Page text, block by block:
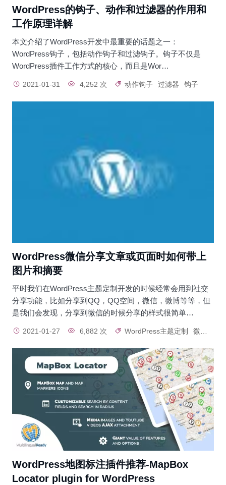
WordPress的钩子、动作和过滤器的作用和
工作原理详解
本文介绍了WordPress开发中最重要的话题之一：
WordPress钩子，包括动作钩子和过滤钩子。钩子不仅是
WordPress插件工作方式的核心，而且是Wor…
2021-01-31 4,252 次 动作钩子 过滤器 钩子
WordPress微信分享文章或页面时如何带上
图片和摘要
平时我们在WordPress主题定制开发的时候经常会用到社交
分享功能，比如分享到QQ，QQ空间，微信，微博等等，但
是我们会发现，分享到微信的时候分享的样式很简单…
2021-01-27 6,882 次 WordPress主题定制 微信分享
WordPress地图标注插件推荐-MapBox
Locator plugin for WordPress